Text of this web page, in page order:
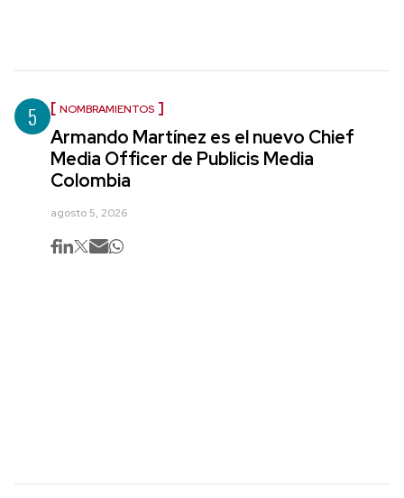
5 NOMBRAMIENTOS
Armando Martínez es el nuevo Chief
Media Officer de Publicis Media
Colombia
agosto 5, 2026